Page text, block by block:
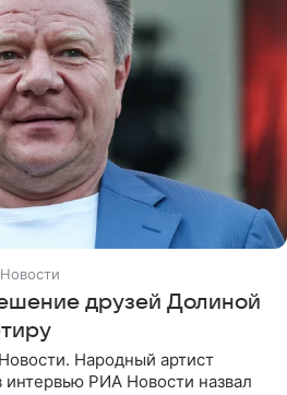
друзей Долиной
Народный артист
РИА Новости назвал